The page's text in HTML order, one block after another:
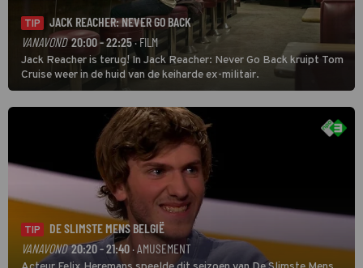
TIP
JACK REACHER: NEVER GO BACK
VANAVOND 20:00 - 22:25 · FILM
Jack Reacher is terug! In Jack Reacher: Never Go Back kruipt Tom
Cruise weer in de huid van de keiharde ex-militair.
TIP
DE SLIMSTE MENS BELGIË
VANAVOND 20:20 - 21:40· AMUSEMENT